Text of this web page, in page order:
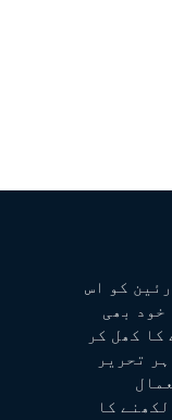
کو اس
خود بھی
کھل کر
تحریر
کا